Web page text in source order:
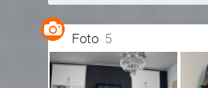
Foto 5